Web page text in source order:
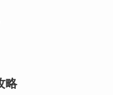
略